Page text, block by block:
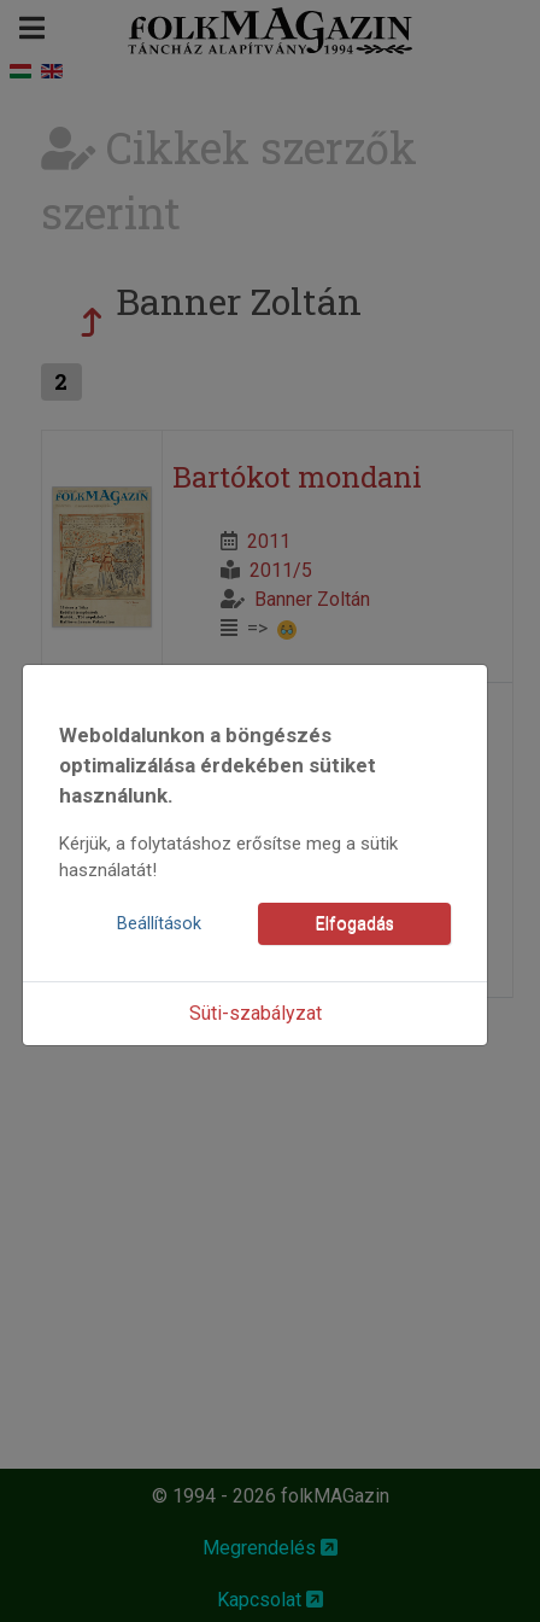
Cikkek szerzők
szerint
Banner Zoltán
2
Bartókot mondani
2011
2011/5
Banner Zoltán
=>
Szobrász nép
népi szobrászat
1996
Banner Zoltán
=>
Weboldalunkon a böngészés
optimalizálása érdekében sütiket
használunk.
Kérjük, a folytatáshoz erősítse meg a sütik
használatát!
Beállítások Elfogadás
Süti-szabályzat
© 1994 - 2026 folkMAGazin
Megrendelés
Kapcsolat